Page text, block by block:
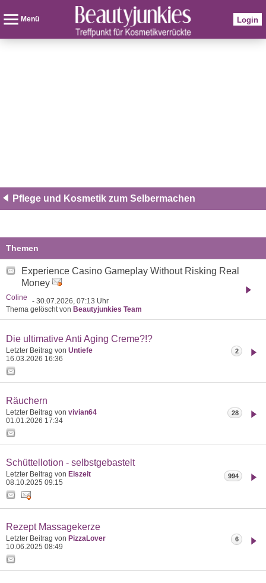
Menü Login
Pflege und Kosmetik zum Selbermachen
Themen
Experience Casino Gameplay Without Risking Real
Money
Coline
- 30.07.2026, 07:13 Uhr
Thema gelöscht von Beautyjunkies Team
Die ultimative Anti Aging Creme?!?
Letzter Beitrag von Untiefe
16.03.2026 16:36
2
Räuchern
Letzter Beitrag von vivian64
01.01.2026 17:34
28
Schüttellotion - selbstgebastelt
Letzter Beitrag von Eiszeit
08.10.2025 09:15
994
Rezept Massagekerze
Letzter Beitrag von PizzaLover
10.06.2025 08:49
6